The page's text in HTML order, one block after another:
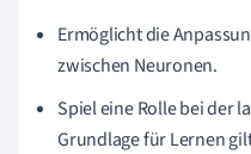
Ermöglicht die
zwischen Neuronen.
Spiel eine Rolle bei der
Grundlage für Lernen